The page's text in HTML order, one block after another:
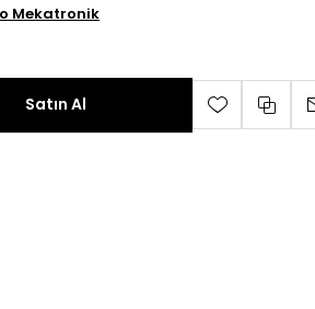
Mekatronik
Satın Al